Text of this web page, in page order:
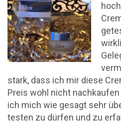
stark, dass ich mir diese
Preis wohl nicht
ich mich wie gesagt sehr
testen zu dürfen und zu